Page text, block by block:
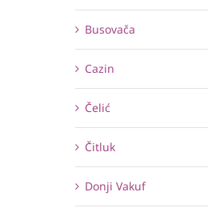
Busovača
Cazin
Čelić
Čitluk
Donji Vakuf